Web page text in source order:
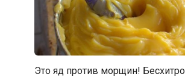
Это яд против морщин!